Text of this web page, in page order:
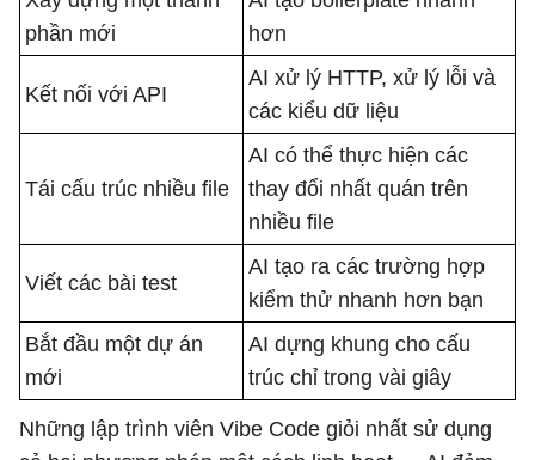
phần mới
hơn
Kết nối với API
AI xử lý HTTP, xử lý lỗi và
các kiểu dữ liệu
Tái cấu trúc nhiều file
AI có thể thực hiện các
thay đổi nhất quán trên
nhiều file
Viết các bài test
AI tạo ra các trường hợp
kiểm thử nhanh hơn bạn
Bắt đầu một dự án
mới
AI dựng khung cho cấu
trúc chỉ trong vài giây
Những lập trình viên Vibe Code giỏi nhất sử dụng